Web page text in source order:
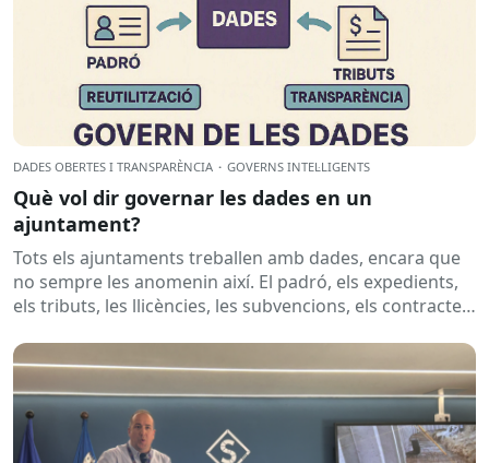
DADES OBERTES I TRANSPARÈNCIA · GOVERNS INTEL·LIGENTS
Què vol dir governar les dades en un
ajuntament?
Tots els ajuntaments treballen amb dades, encara que
no sempre les anomenin així. El padró, els expedients,
els tributs, les llicències, les subvencions, els contractes,